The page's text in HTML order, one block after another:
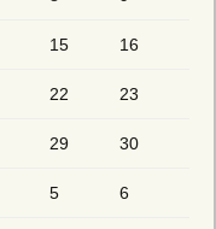
15 16
22 23
29 30
5 6